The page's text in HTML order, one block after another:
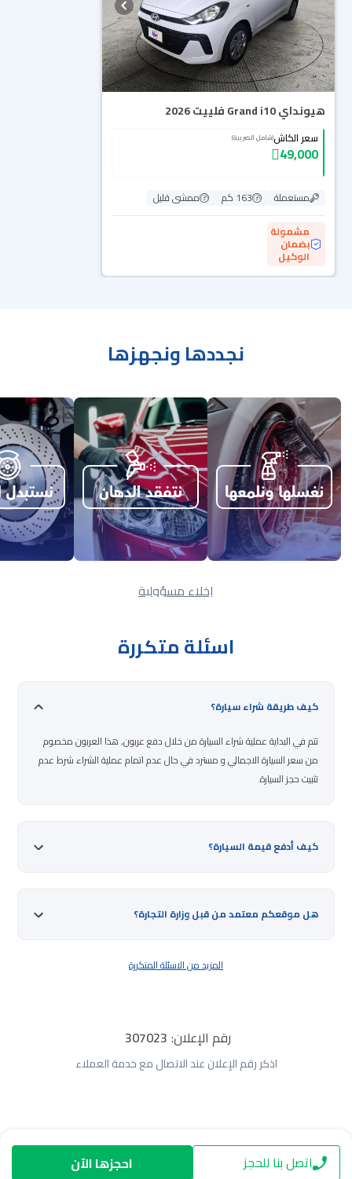
هيونداي Grand i10 فلييت 2026
سعر الكاش(شامل الضريبة)
49,000
مستعملة 163 كم
ممشى قليل
مشمولة
بضمان
الوكيل
نجددها ونجهزها
إخلاء مسؤولية
اسئلة متكررة
كيف طريقة شراء سيارة؟
تتم في البداية عملية شراء السيارة من خلال دفع عربون, هذا العربون مخصوم
من سعر السيارة الاجمالي و مسترد في حال عدم اتمام عملية الشراء شرط عدم
تثبيت حجز السيارة.
كيف أدفع قيمة السيارة؟
هل موقعكم معتمد من قبل وزارة التجارة؟
المزيد من الاسئلة المتكررة
رقم الإعلان: 307023
اذكر رقم الإعلان عند الاتصال مع خدمة العملاء
اتصل بنا للحجز احجزها الآن